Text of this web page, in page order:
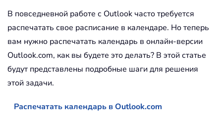
В повседневной работе с Outlook часто требуется
распечатать свое расписание в календаре. Но теперь
вам нужно распечатать календарь в онлайн-версии
Outlook.com, как вы будете это делать? В этой статье
будут представлены подробные шаги для решения
этой задачи.
Распечатать календарь в Outlook.com